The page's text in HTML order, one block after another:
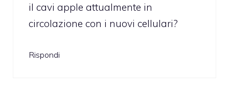
il cavi apple attualmente in
circolazione con i nuovi cellulari?
Rispondi